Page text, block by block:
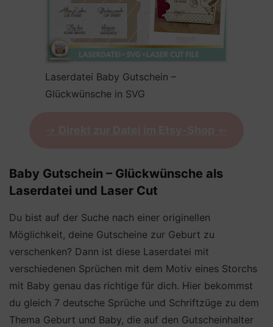
Laserdatei Baby Gutschein –
Glückwünsche in SVG
Baby Gutschein – Glückwünsche als
Laserdatei und Laser Cut
Du bist auf der Suche nach einer originellen
Möglichkeit, deine Gutscheine zur Geburt zu
verschenken? Dann ist diese Laserdatei mit
verschiedenen Sprüchen mit dem Motiv eines Storchs
mit Baby genau das richtige für dich. Hier bekommst
du gleich 7 deutsche Sprüche und Schriftzüge zu dem
Thema Geburt und Baby, die auf den Gutscheinhalter